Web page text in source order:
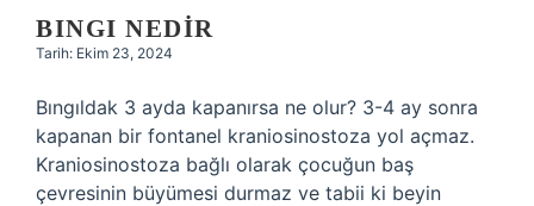
BINGI NEDIR
Tarih: Ekim 23, 2024
Bıngıldak 3 ayda kapanırsa ne olur? 3-4 ay sonra
kapanan bir fontanel kraniosinostoza yol açmaz.
Kraniosinostoza bağlı olarak çocuğun baş
çevresinin büyümesi durmaz ve tabii ki beyin